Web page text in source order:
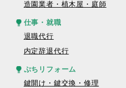
造園業者・植木屋・庭師
仕事・就職
退職代行
内定辞退代行
ぷちリフォーム
鍵開け・鍵交換・修理